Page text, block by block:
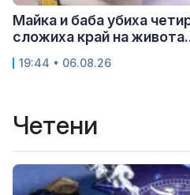
Майка и баба убиха
сложиха край на
19:44 • 06.08.26
Четени